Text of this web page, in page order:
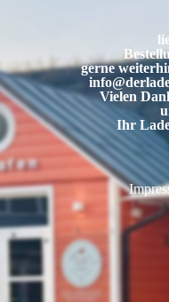
gerne
Vielen
Ihr